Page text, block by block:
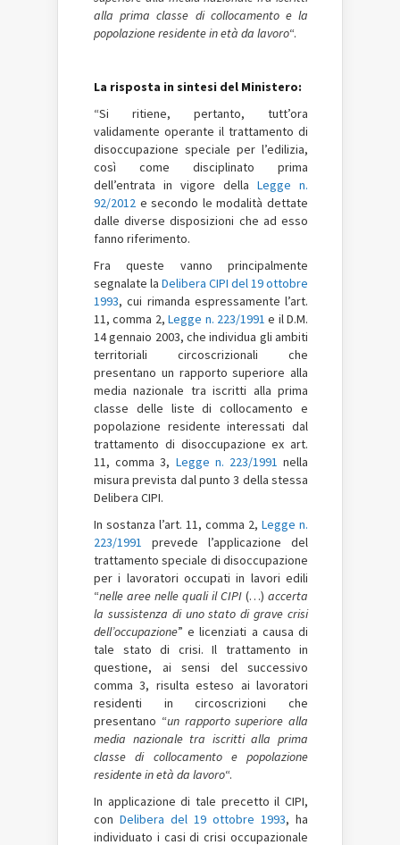
alla prima classe di collocamento e la
popolazione residente in età da lavoro“.
La risposta in sintesi del Ministero:
“Si ritiene, pertanto, tutt’ora
validamente operante il trattamento di
disoccupazione speciale per l’edilizia,
così come disciplinato prima
dell’entrata in vigore della Legge n.
92/2012 e secondo le modalità dettate
dalle diverse disposizioni che ad esso
fanno riferimento.
Fra queste vanno principalmente
segnalate la Delibera CIPI del 19 ottobre
1993, cui rimanda espressamente l’art.
11, comma 2,Legge n. 223/1991 e il D.M.
14 gennaio 2003, che individua gli ambiti
territoriali circoscrizionali che
presentano un rapporto superiore alla
media nazionale tra iscritti alla prima
classe delle liste di collocamento e
popolazione residente interessati dal
trattamento di disoccupazione ex art.
11, comma 3, Legge n. 223/1991 nella
misura prevista dal punto 3 della stessa
Delibera CIPI.
In sostanza l’art. 11, comma 2, Legge n.
223/1991 prevede l’applicazione del
trattamento speciale di disoccupazione
per i lavoratori occupati in lavori edili
“nelle aree nelle quali il CIPI (…) accerta
la sussistenza di uno stato di grave crisi
dell’occupazione” e licenziati a causa di
tale stato di crisi. Il trattamento in
questione, ai sensi del successivo
comma 3, risulta esteso ai lavoratori
residenti in circoscrizioni che
presentano “un rapporto superiore alla
media nazionale tra iscritti alla prima
classe di collocamento e popolazione
residente in età da lavoro“.
In applicazione di tale precetto il CIPI,
con Delibera del 19 ottobre 1993, ha
individuato i casi di crisi occupazionale